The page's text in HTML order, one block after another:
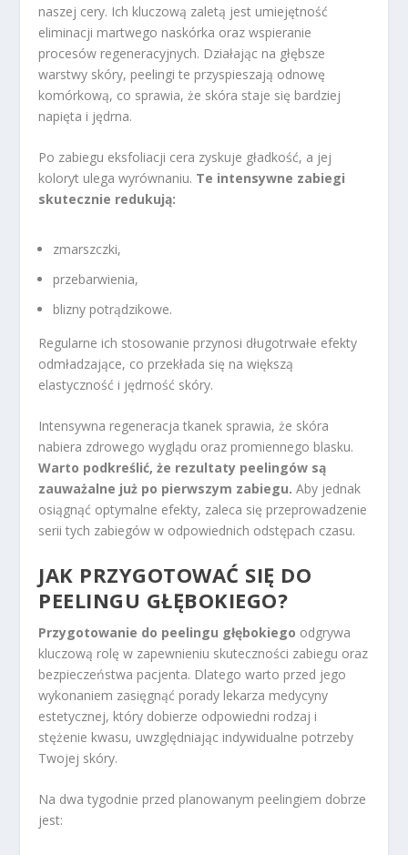
naszej cery. Ich kluczową zaletą jest umiejętność
eliminacji martwego naskórka oraz wspieranie
procesów regeneracyjnych. Działając na głębsze
warstwy skóry, peelingi te przyspieszają odnowę
komórkową, co sprawia, że skóra staje się bardziej
napięta i jędrna.
Po zabiegu eksfoliacji cera zyskuje gładkość, a jej
koloryt ulega wyrównaniu. Te intensywne zabiegi
skutecznie redukują:
zmarszczki,
przebarwienia,
blizny potrądzikowe.
Regularne ich stosowanie przynosi długotrwałe efekty
odmładzające, co przekłada się na większą
elastyczność i jędrność skóry.
Intensywna regeneracja tkanek sprawia, że skóra
nabiera zdrowego wyglądu oraz promiennego blasku.
Warto podkreślić, że rezultaty peelingów są
zauważalne już po pierwszym zabiegu. Aby jednak
osiągnąć optymalne efekty, zaleca się przeprowadzenie
serii tych zabiegów w odpowiednich odstępach czasu.
JAK PRZYGOTOWAĆ SIĘ DO
PEELINGU GŁĘBOKIEGO?
Przygotowanie do peelingu głębokiego odgrywa
kluczową rolę w zapewnieniu skuteczności zabiegu oraz
bezpieczeństwa pacjenta. Dlatego warto przed jego
wykonaniem zasięgnąć porady lekarza medycyny
estetycznej, który dobierze odpowiedni rodzaj i
stężenie kwasu, uwzględniając indywidualne potrzeby
Twojej skóry.
Na dwa tygodnie przed planowanym peelingiem dobrze
jest: